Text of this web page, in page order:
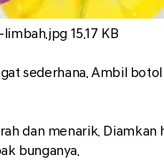
15.17 KB
sederhana. Ambil
dan menarik.
bunganya.